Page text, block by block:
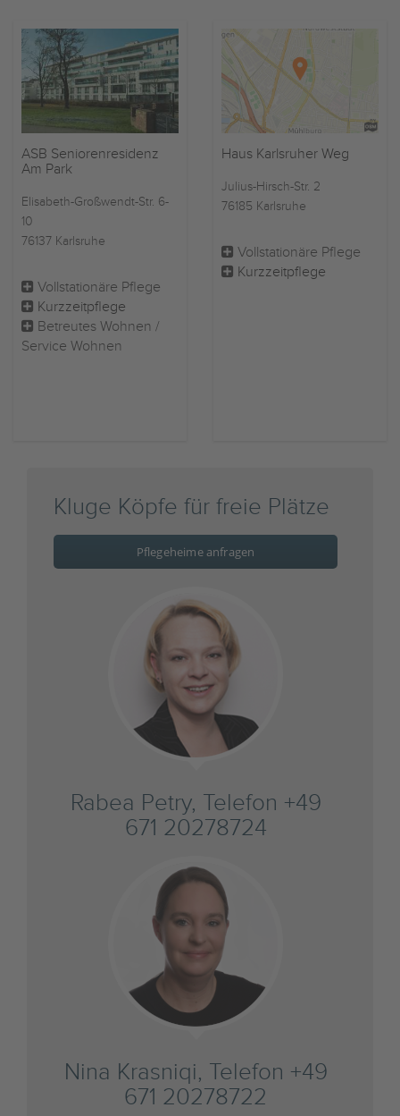
ASB Seniorenresidenz
Am Park
Elisabeth-Großwendt-Str. 6-
10
76137 Karlsruhe
Vollstationäre Pflege
Kurzzeitpflege
Betreutes Wohnen /
Service Wohnen
Haus Karlsruher Weg
Julius-Hirsch-Str. 2
76185 Karlsruhe
Vollstationäre Pflege
Kurzzeitpflege
Kluge Köpfe für freie Plätze
Pflegeheime anfragen
Rabea Petry, Telefon +49
671 20278724
Nina Krasniqi, Telefon +49
671 20278722